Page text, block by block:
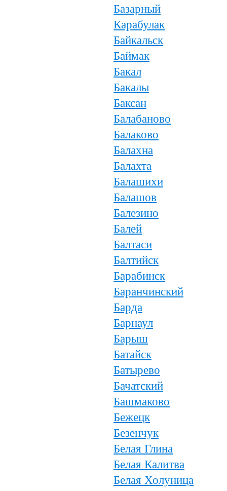
Базарный
Карабулак
Байкальск
Баймак
Бакал
Бакалы
Баксан
Балабаново
Балаково
Балахна
Балахта
Балашихи
Балашов
Балезино
Балей
Балтаси
Балтийск
Барабинск
Баранчинский
Барда
Барнаул
Барыш
Батайск
Батырево
Бачатский
Башмаково
Бежецк
Безенчук
Белая Глина
Белая Калитва
Белая Холуница